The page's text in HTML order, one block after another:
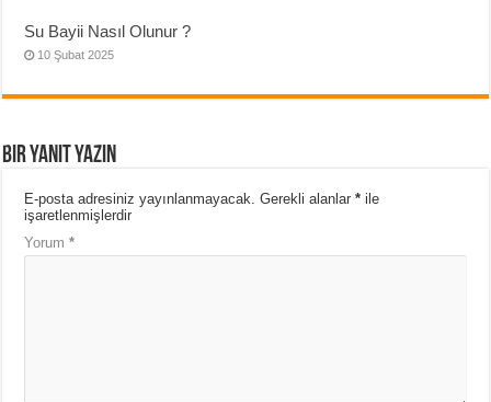
Su Bayii Nasıl Olunur ?
10 Şubat 2025
Bir yanıt yazın
E-posta adresiniz yayınlanmayacak. Gerekli alanlar* ile
işaretlenmişlerdir
Yorum*